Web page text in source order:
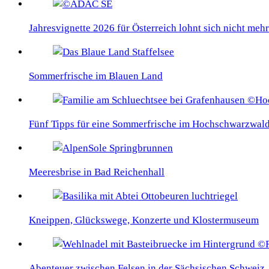
Jahresvignette 2026 für Österreich lohnt sich nicht mehr
Sommerfrische im Blauen Land
Fünf Tipps für eine Sommerfrische im
Meeresbrise in Bad Reichenhall
Kneippen, Glückswege, Konzerte und Klostermuseum